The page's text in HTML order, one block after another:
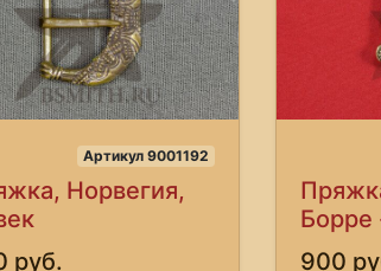
Артикул 9001192
Норвегия,
руб.
Борре
900